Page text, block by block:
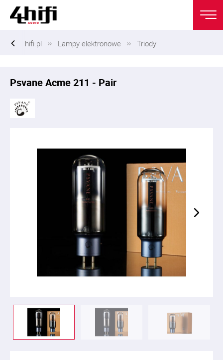
hifi.pl Lampy elektronowe Triody
Psvane Acme 211 - Pair